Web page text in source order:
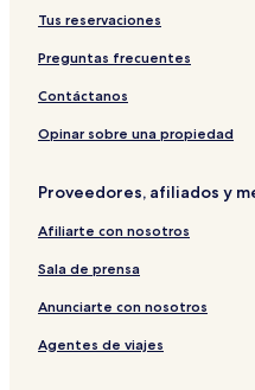
Tus reservaciones
Preguntas frecuentes
Contáctanos
Opinar sobre una propiedad
Proveedores, afiliados y
Afiliarte con nosotros
Sala de prensa
Anunciarte con nosotros
Agentes de viajes